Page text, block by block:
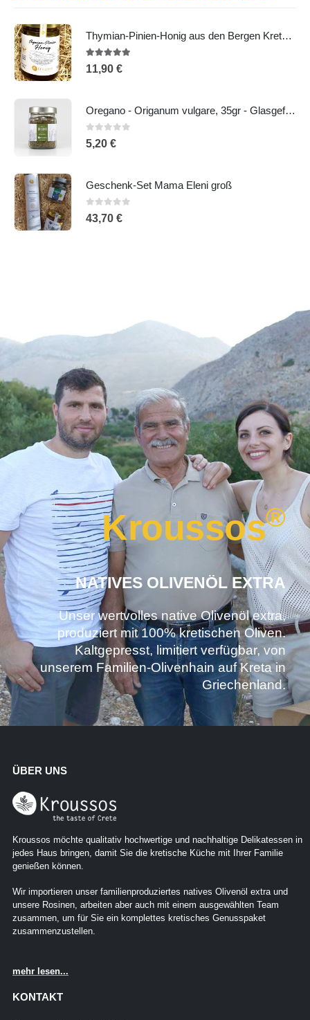
Thymian-Pinien-Honig aus den Bergen Kretas, 450g - Glasgefäß
5.00out of 5
11,90 €
Oregano - Origanum vulgare, 35gr - Glasgefäß
0out of 5
5,20 €
Geschenk-Set Mama Eleni groß
0out of 5
43,70 €
Kroussos®
NATIVES OLIVENÖL EXTRA
Unser wertvolles native Olivenöl extra,
produziert mit 100% kretischen Oliven.
Kaltgepresst, limitiert verfügbar, von
unserem Familien-Olivenhain auf Kreta in
Griechenland.
ÜBER UNS
Kroussos möchte qualitativ hochwertige und nachhaltige Delikatessen in
jedes Haus bringen, damit Sie die kretische Küche mit Ihrer Familie
genießen können.
Wir importieren unser familienproduziertes natives Olivenöl extra und
unsere Rosinen, arbeiten aber auch mit einem ausgewählten Team
zusammen, um für Sie ein komplettes kretisches Genusspaket
zusammenzustellen.
mehr lesen...
KONTAKT